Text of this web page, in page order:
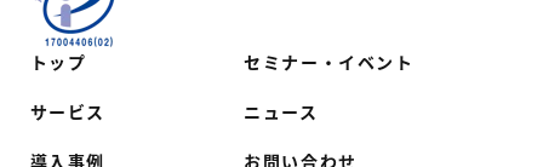
トップ
サービス
導入事例
セミナー・イベント
ニュース
お問い合わせ